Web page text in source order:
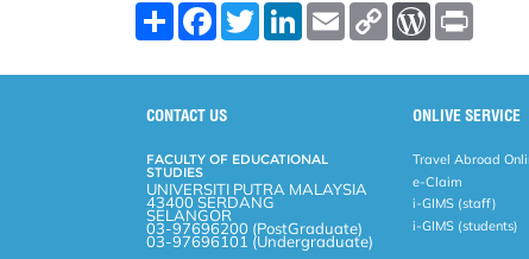
S
F
o
o
T
w
L
E
m
C
W
r
e
s
CONTACT US
FACULTY OF EDUCATIONAL
STUDIES
UNIVERSITI PUTRA MALAYSIA
43400 SERDANG
SELANGOR
03-97696200 (PostGraduate)
03-97696101 (Undergraduate)
ONLIVE SERVICE
Travel Abroad
e-Claim
i-GIMS (staff)
i-GIMS (students)